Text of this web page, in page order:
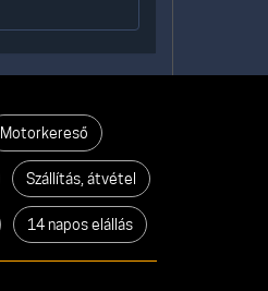
Motorkereső
Szállítás, átvétel
14 napos elállás